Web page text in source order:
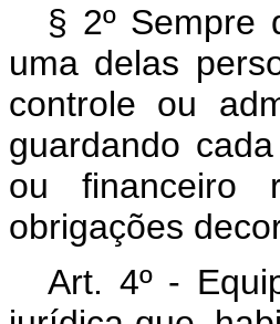
§ 2º Sempre
uma delas
controle ou
guardando
ou financeiro
obrigações
Art. 4º -